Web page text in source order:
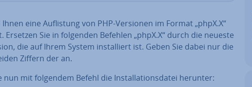
eine Auf­lis­tung von PHP-Versionen im Format „phpX.X“
Ersetzen Sie in folgenden Befehlen „phpX.X“ durch die neueste
die auf Ihrem System in­stal­liert ist. Geben Sie dabei nur die
Ziffern der an.
nun mit folgendem Befehl die In­stal­la­ti­ons­da­tei herunter: